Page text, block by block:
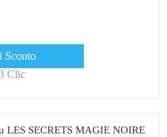
Sconto
Clic
LES SECRETS MAGIE NOIRE